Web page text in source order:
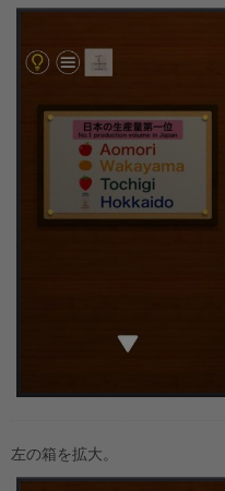
左の箱を拡大。